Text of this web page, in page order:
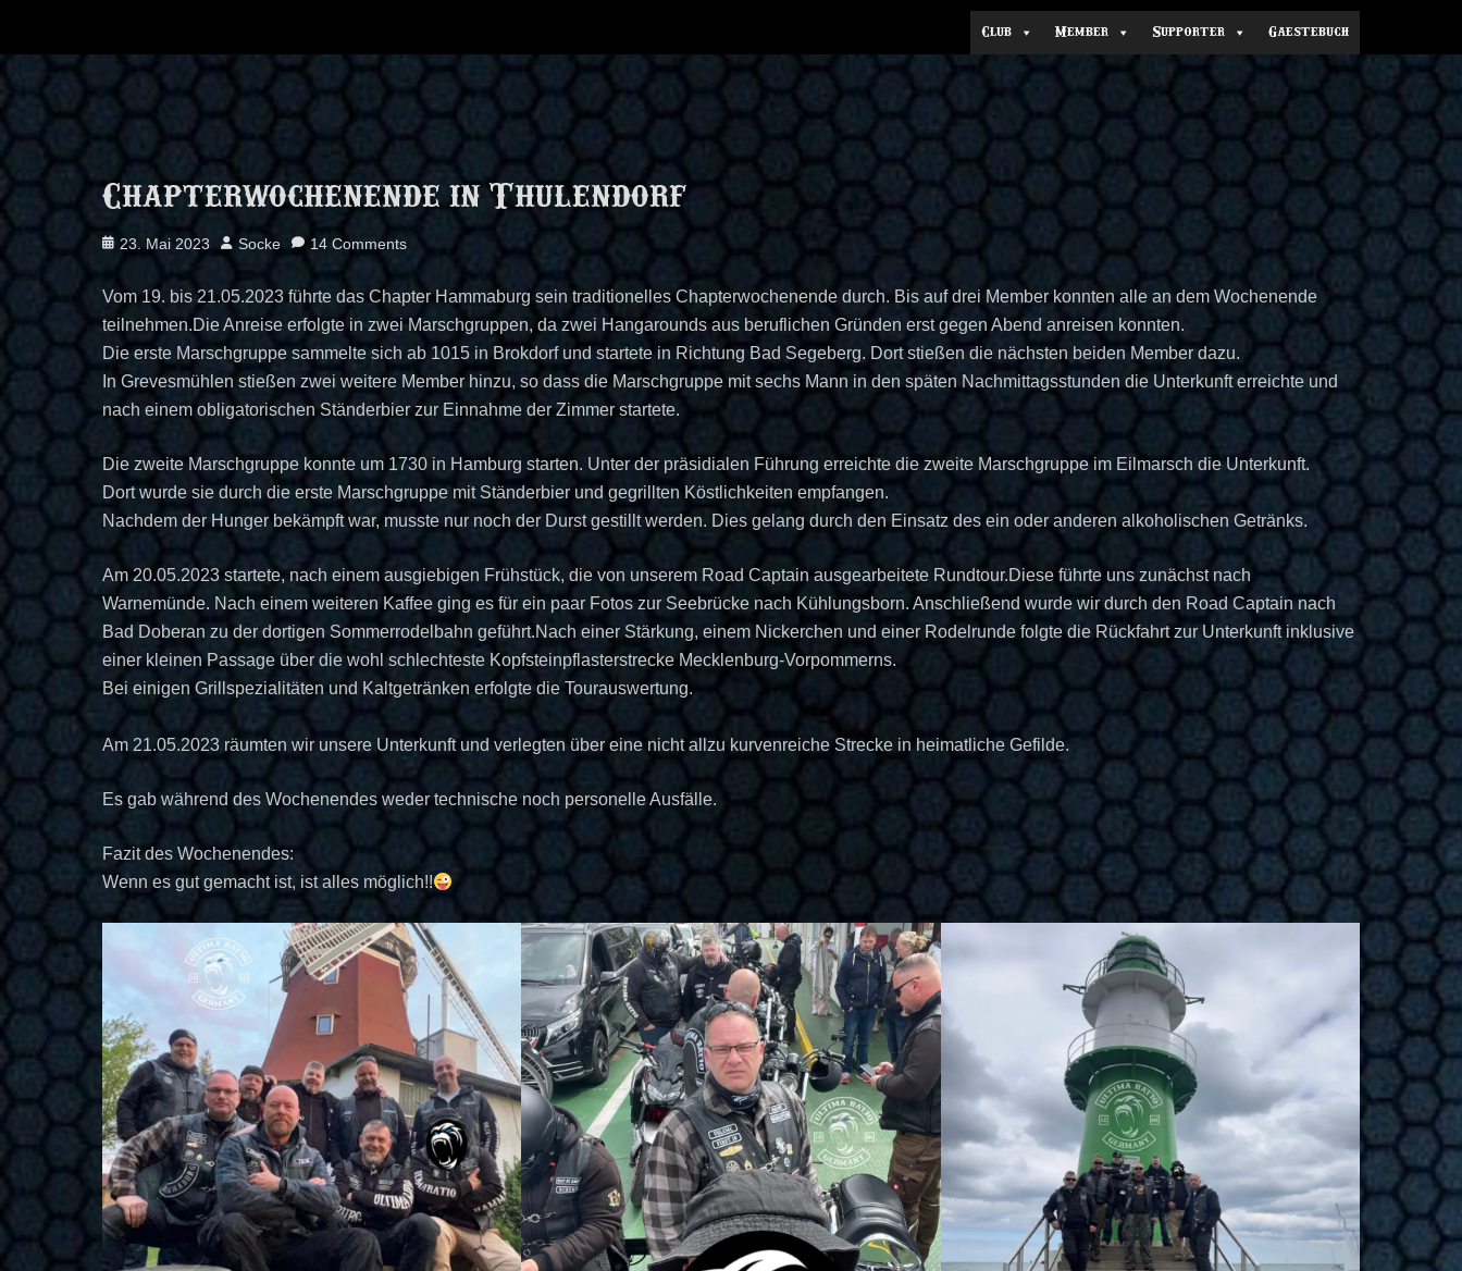
Club Member Supporter Gaestebuch
Chapterwochenende in Thulendorf
Posted
23. Mai 2023 Author
Socke 14 Comments
Vom 19. bis 21.05.2023 führte das Chapter Hammaburg sein traditionelles Chapterwochenende durch. Bis auf drei Member konnten alle an dem Wochenende
teilnehmen.Die Anreise erfolgte in zwei Marschgruppen, da zwei Hangarounds aus beruflichen Gründen erst gegen Abend anreisen konnten.
Die erste Marschgruppe sammelte sich ab 1015 in Brokdorf und startete in Richtung Bad Segeberg. Dort stießen die nächsten beiden Member dazu.
In Grevesmühlen stießen zwei weitere Member hinzu, so dass die Marschgruppe mit sechs Mann in den späten Nachmittagsstunden die Unterkunft erreichte und
nach einem obligatorischen Ständerbier zur Einnahme der Zimmer startete.
Die zweite Marschgruppe konnte um 1730 in Hamburg starten. Unter der präsidialen Führung erreichte die zweite Marschgruppe im Eilmarsch die Unterkunft.
Dort wurde sie durch die erste Marschgruppe mit Ständerbier und gegrillten Köstlichkeiten empfangen.
Nachdem der Hunger bekämpft war, musste nur noch der Durst gestillt werden. Dies gelang durch den Einsatz des ein oder anderen alkoholischen Getränks.
Am 20.05.2023 startete, nach einem ausgiebigen Frühstück, die von unserem Road Captain ausgearbeitete Rundtour.Diese führte uns zunächst nach
Warnemünde. Nach einem weiteren Kaffee ging es für ein paar Fotos zur Seebrücke nach Kühlungsborn. Anschließend wurde wir durch den Road Captain nach
Bad Doberan zu der dortigen Sommerrodelbahn geführt.Nach einer Stärkung, einem Nickerchen und einer Rodelrunde folgte die Rückfahrt zur Unterkunft inklusive
einer kleinen Passage über die wohl schlechteste Kopfsteinpflasterstrecke Mecklenburg-Vorpommerns.
Bei einigen Grillspezialitäten und Kaltgetränken erfolgte die Tourauswertung.
Am 21.05.2023 räumten wir unsere Unterkunft und verlegten über eine nicht allzu kurvenreiche Strecke in heimatliche Gefilde.
Es gab während des Wochenendes weder technische noch personelle Ausfälle.
Fazit des Wochenendes:
Wenn es gut gemacht ist, ist alles möglich!!